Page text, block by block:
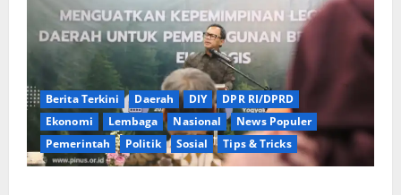
Berita Terkini Daerah DIY
DPR RI/DPRD
Ekonomi
Lembaga Nasional
News Populer
Pemerintah
Politik Sosial Tips & Tricks